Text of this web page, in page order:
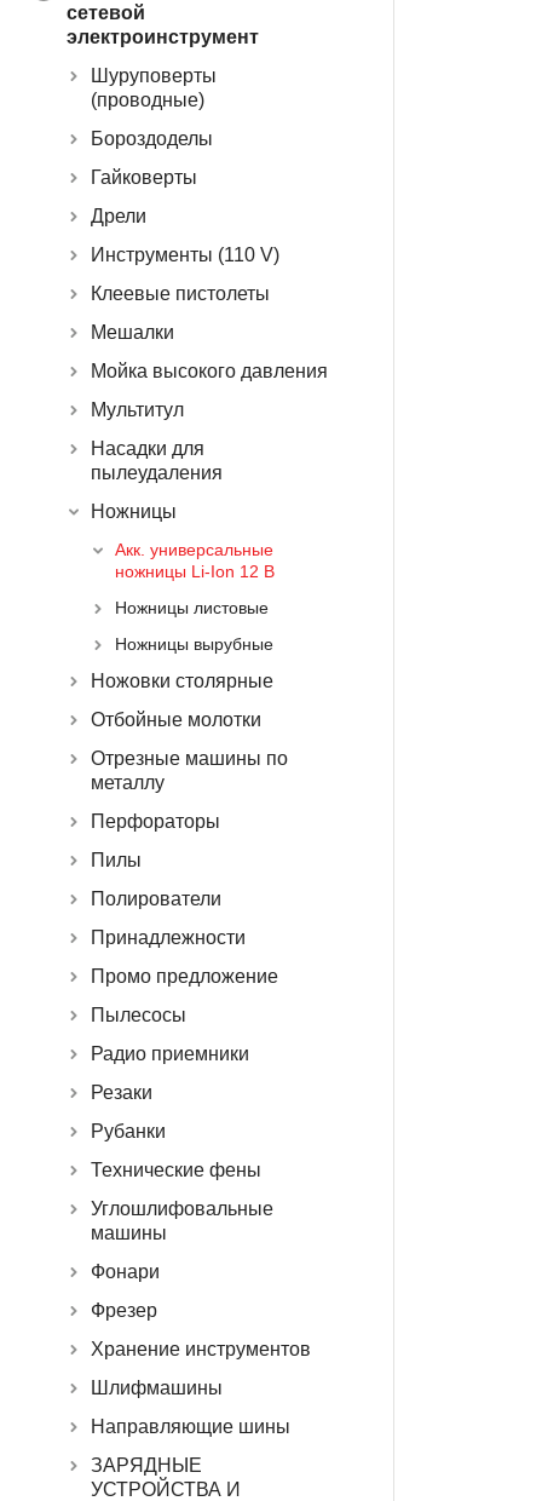
сетевой
электроинструмент
Шуруповерты
(проводные)
Бороздоделы
Гайковерты
Дрели
Инструменты (110 V)
Клеевые пистолеты
Мешалки
Мойка высокого давления
Мультитул
Насадки для
пылеудаления
Ножницы
Акк. универсальные
ножницы Li-Ion 12 В
Ножницы листовые
Ножницы вырубные
Ножовки столярные
Отбойные молотки
Отрезные машины по
металлу
Перфораторы
Пилы
Полирователи
Принадлежности
Промо предложение
Пылесосы
Радио приемники
Резаки
Рубанки
Технические фены
Углошлифовальные
машины
Фонари
Фрезер
Хранение инструментов
Шлифмашины
Направляющие шины
ЗАРЯДНЫЕ
УСТРОЙСТВА И